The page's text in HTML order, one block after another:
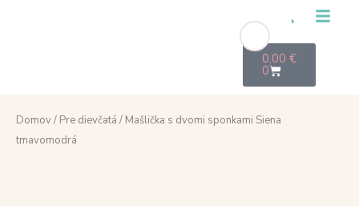
0,00€
0
Domov/ Pre dievčatá / Mašlička s dvomi sponkami Siena
tmavomodrá